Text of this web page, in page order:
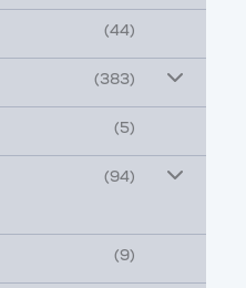
(44)
(383)
(5)
(94)
(9)